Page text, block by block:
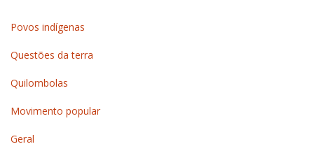
Povos indígenas
Questões da terra
Quilombolas
Movimento popular
Geral